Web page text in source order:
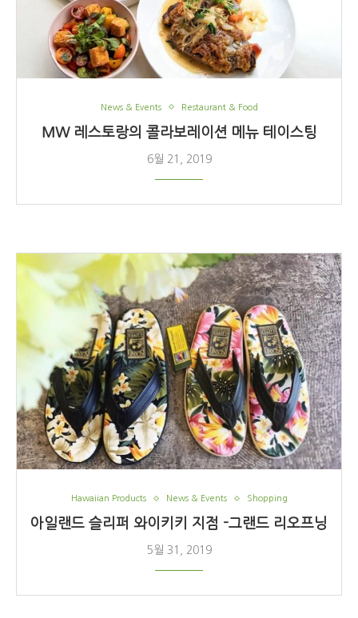
News & Events Restaurant & Food
MW 레스토랑의 콜라보레이션 메뉴 테이스팅
6월 21, 2019
Hawaiian Products News & Events Shopping
아일랜드 슬리퍼 와이키키 지점 -그랜드 리오프닝
5월 31, 2019